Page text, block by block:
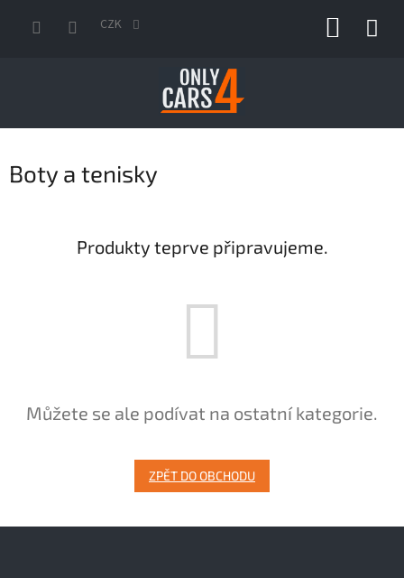
CZK
Boty a tenisky
Produkty teprve připravujeme.
Můžete se ale podívat na ostatní kategorie.
ZPĚT DO OBCHODU